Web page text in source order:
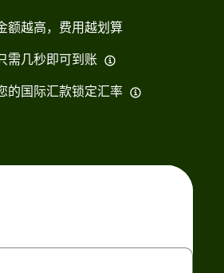
额越高，费用越划算
需几秒即可到账
的国际汇款锁定汇率